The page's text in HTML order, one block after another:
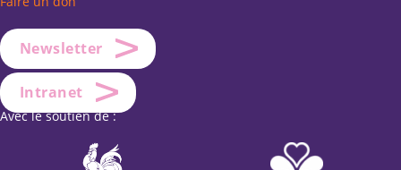
Newsletter
Intranet
Avec le soutien de :